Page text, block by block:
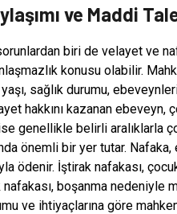
ve Maddi
biri de velayet ve
konusu olabilir.
sağlık durumu,
hakkını kazanan ebeveyn,
genellikle belirli aralıklarla
önemli bir yer tutar.
ödenir. İştirak nafakası,
boşanma nedeniyle
ve ihtiyaçlarına göre